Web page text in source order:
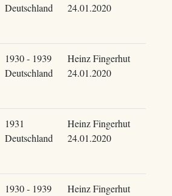
Deutschland
24.01.2020
1930 - 1939
Deutschland
Heinz Fingerhut
24.01.2020
1931
Deutschland
Heinz Fingerhut
24.01.2020
1930 - 1939
Heinz Fingerhut